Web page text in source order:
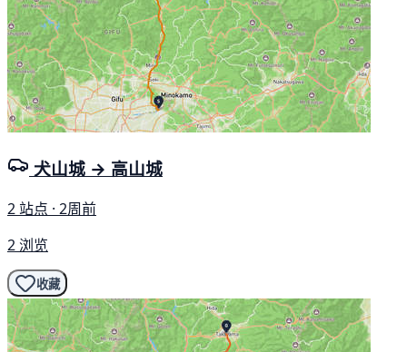
犬山城 → 高山城
2 站点 · 2周前
2 浏览
收藏